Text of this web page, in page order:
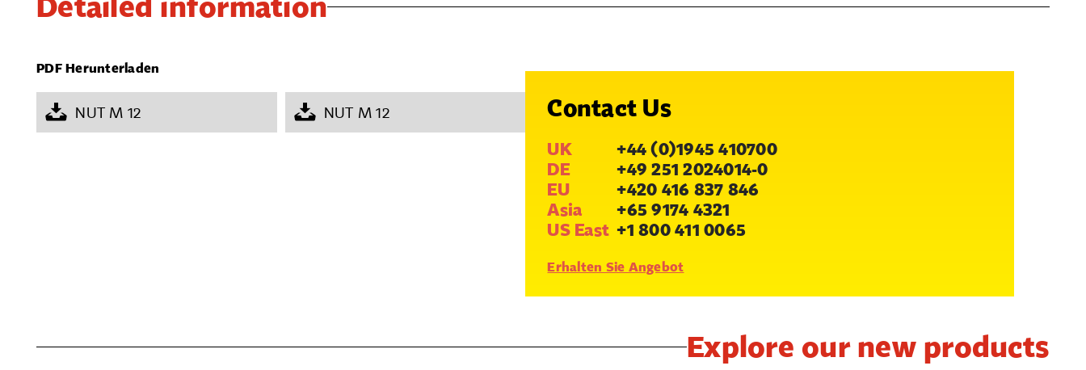
PDF Herunterladen
NUT M 12 NUT M 12 Contact Us
UK
+44 (0)1945 410700
DE
+49 251 2024014-0
EU
+420 416 837 846
Asia
+65 9174 4321
US East +1 800 411 0065
Erhalten Sie Angebot
Explore our new products